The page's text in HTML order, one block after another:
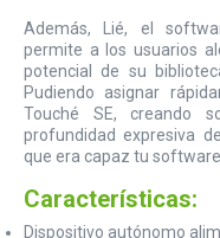
Además, Lié, el
permite a los usuarios
potencial de su
Pudiendo asignar
Touché SE, creando
profundidad expresiva
que era capaz tu software.
Características:
Dispositivo autónomo